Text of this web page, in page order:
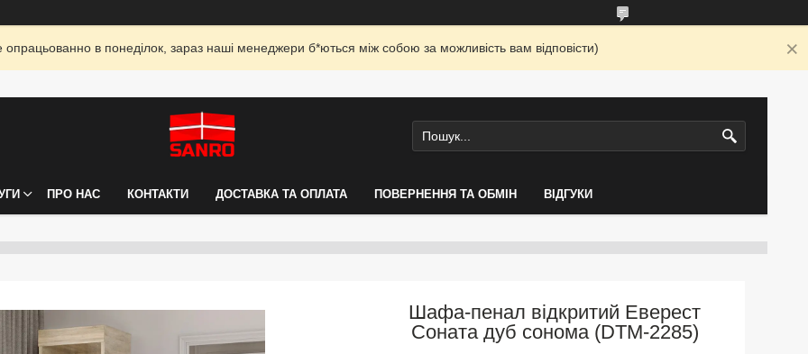
в понеділок, зараз наші менеджери б*ються між собою за можливість вам відповісти)
ПРО НАС КОНТАКТИ ДОСТАВКА ТА ОПЛАТА ПОВЕРНЕННЯ ТА ОБМІН ВІДГУКИ
Шафа-пенал відкритий Еверест
Соната дуб сонома (DTM-2285)